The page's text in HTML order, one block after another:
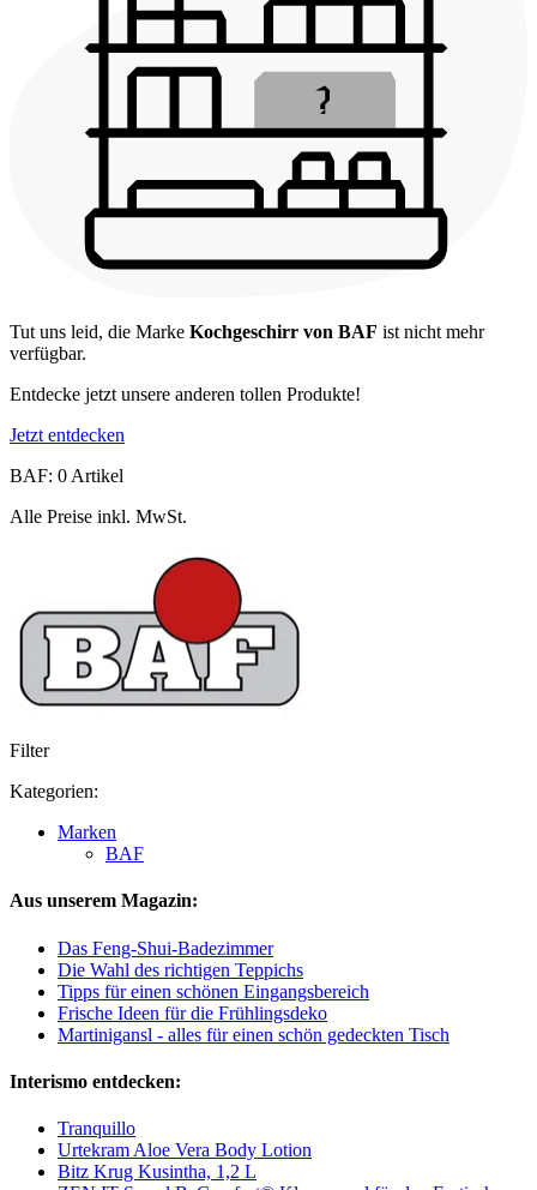
Tut uns leid, die Marke Kochgeschirr von BAF ist nicht mehr
verfügbar.
Entdecke jetzt unsere anderen tollen Produkte!
Jetzt entdecken
BAF: 0 Artikel
Alle Preise inkl. MwSt.
Filter
Kategorien:
Marken
BAF
Aus unserem Magazin:
Das Feng-Shui-Badezimmer
Die Wahl des richtigen Teppichs
Tipps für einen schönen Eingangsbereich
Frische Ideen für die Frühlingsdeko
Martinigansl - alles für einen schön gedeckten Tisch
Interismo entdecken:
Tranquillo
Urtekram Aloe Vera Body Lotion
Bitz Krug Kusintha, 1,2 L